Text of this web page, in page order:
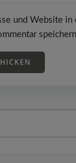
und Website in